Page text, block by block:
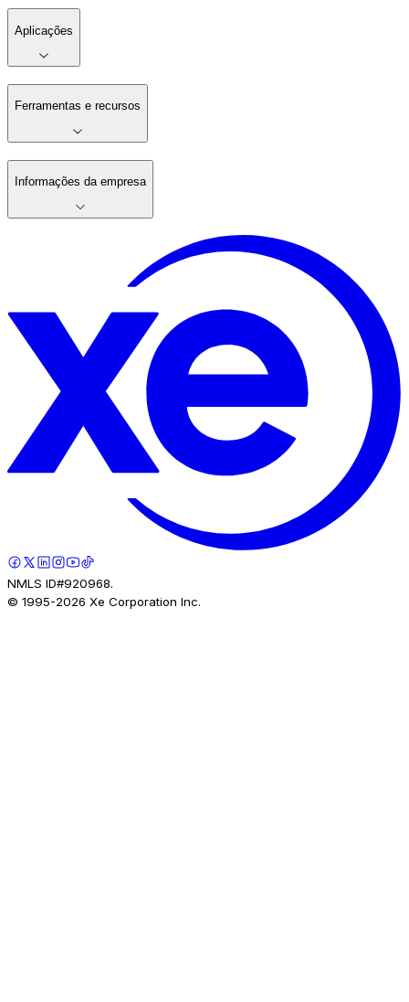
Aplicações
Ferramentas e recursos
Informações da empresa
NMLS ID#920968.
© 1995-2026 Xe Corporation Inc.